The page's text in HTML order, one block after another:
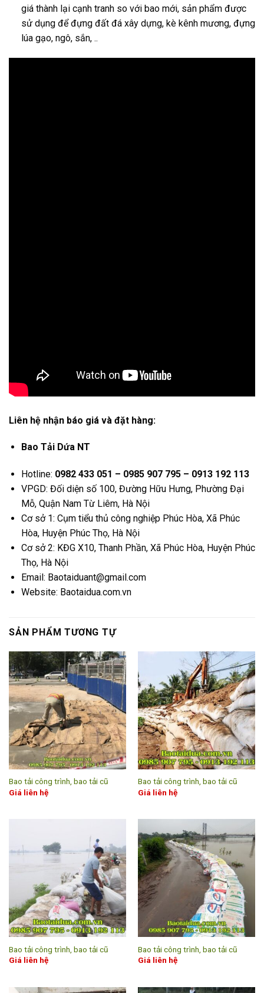
giá thành lại cạnh tranh so với bao mới, sản phẩm được
sử dụng để đựng đất đá xây dựng, kè kênh mương, đựng
lúa gạo, ngô, sắn, ..
Liên hệ nhận báo giá và đặt hàng:
Bao Tải Dứa NT
Hotline: 0982 433 051 – 0985 907 795 – 0913 192 113
VPGD: Đối diện số 100, Đường Hữu Hưng, Phường Đại
Mỗ, Quận Nam Từ Liêm, Hà Nội
Cơ sở 1: Cụm tiểu thủ công nghiệp Phúc Hòa, Xã Phúc
Hòa, Huyện Phúc Thọ, Hà Nội
Cơ sở 2: KĐG X10, Thanh Phần, Xã Phúc Hòa, Huyện Phúc
Thọ, Hà Nội
Email: Baotaiduant@gmail.com
Website: Baotaidua.com.vn
SẢN PHẨM TƯƠNG TỰ
Bao tải công trình, bao tải cũ
Giá liên hệ
Bao tải công trình, bao tải cũ
Giá liên hệ
Bao tải công trình, bao tải cũ
Giá liên hệ
Bao tải công trình, bao tải cũ
Giá liên hệ